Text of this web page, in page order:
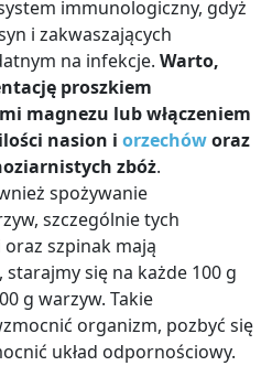
immunologiczny, gdyż
i zakwaszających
na infekcje. Warto,
proszkiem
magnezu lub włączeniem
nasion i orzechóworaz
zbóż.
spożywanie
szczególnie tych
szpinak mają
starajmy się na każde 100 g
g warzyw. Takie
organizm, pozbyć się
układ odpornościowy.